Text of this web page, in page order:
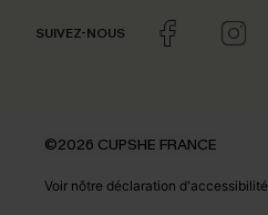
SUIVEZ-NOUS
©2026 CUPSHE FRANCE
Voir nôtre déclaration d'accessibilité